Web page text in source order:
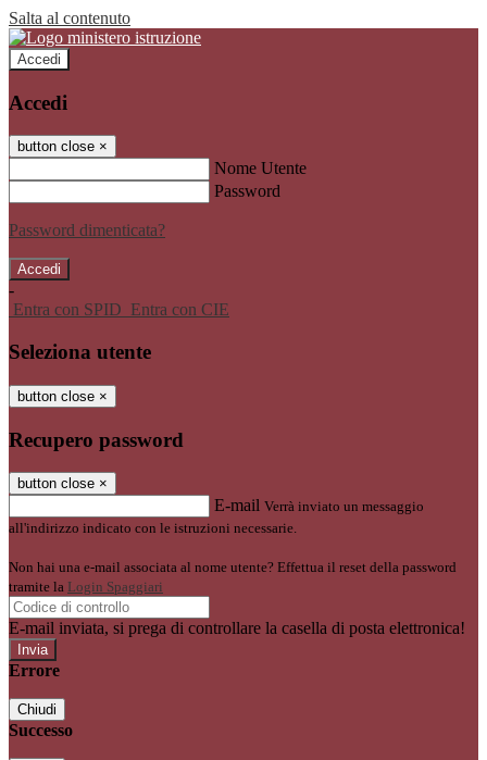
Salta al contenuto
Accedi
Accedi
button close ×
Nome Utente
Password
Password dimenticata?
-
Entra con SPID Entra con CIE
Seleziona utente
button close ×
Recupero password
button close ×
E-mail Verrà inviato un messaggio
all'indirizzo indicato con le istruzioni necessarie.
Non hai una e-mail associata al nome utente? Effettua il reset della password
tramite la Login Spaggiari
E-mail inviata, si prega di controllare la casella di posta elettronica!
Errore
Chiudi
Successo